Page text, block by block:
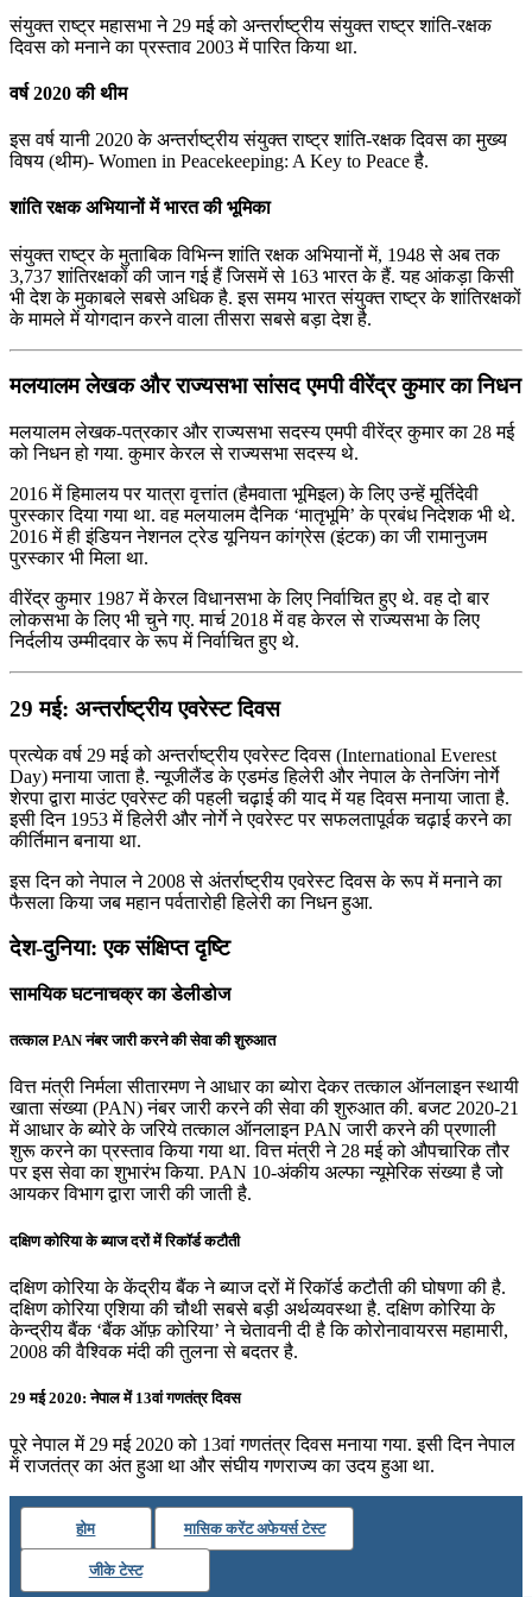
संयुक्त राष्ट्र महासभा ने 29 मई को अन्तर्राष्ट्रीय संयुक्त राष्ट्र शांति-रक्षक
दिवस को मनाने का प्रस्ताव 2003 में पारित किया था.
वर्ष 2020 की थीम
इस वर्ष यानी 2020 के अन्तर्राष्ट्रीय संयुक्त राष्ट्र शांति-रक्षक दिवस का मुख्य
विषय (थीम)- Women in Peacekeeping: A Key to Peace है.
शांति रक्षक अभियानों में भारत की भूमिका
संयुक्त राष्ट्र के मुताबिक विभिन्न शांति रक्षक अभियानों में, 1948 से अब तक
3,737 शांतिरक्षकों की जान गई हैं जिसमें से 163 भारत के हैं. यह आंकड़ा किसी
भी देश के मुकाबले सबसे अधिक है. इस समय भारत संयुक्त राष्ट्र के शांतिरक्षकों
के मामले में योगदान करने वाला तीसरा सबसे बड़ा देश है.
मलयालम लेखक और राज्यसभा सांसद एमपी वीरेंद्र कुमार का निधन
मलयालम लेखक-पत्रकार और राज्यसभा सदस्य एमपी वीरेंद्र कुमार का 28 मई
को निधन हो गया. कुमार केरल से राज्यसभा सदस्य थे.
2016 में हिमालय पर यात्रा वृत्तांत (हैमवाता भूमिइल) के लिए उन्हें मूर्तिदेवी
पुरस्कार दिया गया था. वह मलयालम दैनिक ‘मातृभूमि’ के प्रबंध निदेशक भी थे.
2016 में ही इंडियन नेशनल ट्रेड यूनियन कांग्रेस (इंटक) का जी रामानुजम
पुरस्कार भी मिला था.
वीरेंद्र कुमार 1987 में केरल विधानसभा के लिए निर्वाचित हुए थे. वह दो बार
लोकसभा के लिए भी चुने गए. मार्च 2018 में वह केरल से राज्यसभा के लिए
निर्दलीय उम्मीदवार के रूप में निर्वाचित हुए थे.
29 मई: अन्तर्राष्ट्रीय एवरेस्ट दिवस
प्रत्येक वर्ष 29 मई को अन्तर्राष्ट्रीय एवरेस्ट दिवस (International Everest
Day) मनाया जाता है. न्यूजीलैंड के एडमंड हिलेरी और नेपाल के तेनजिंग नोर्गे
शेरपा द्वारा माउंट एवरेस्ट की पहली चढ़ाई की याद में यह दिवस मनाया जाता है.
इसी दिन 1953 में हिलेरी और नोर्गे ने एवरेस्ट पर सफलतापूर्वक चढ़ाई करने का
कीर्तिमान बनाया था.
इस दिन को नेपाल ने 2008 से अंतर्राष्ट्रीय एवरेस्ट दिवस के रूप में मनाने का
फैसला किया जब महान पर्वतारोही हिलेरी का निधन हुआ.
देश-दुनिया: एक संक्षिप्त दृष्टि
सामयिक घटनाचक्र का डेलीडोज
तत्काल PAN नंबर जारी करने की सेवा की शुरुआत
वित्त मंत्री निर्मला सीतारमण ने आधार का ब्योरा देकर तत्काल ऑनलाइन स्थायी
खाता संख्या (PAN) नंबर जारी करने की सेवा की शुरुआत की. बजट 2020-21
में आधार के ब्योरे के जरिये तत्काल ऑनलाइन PAN जारी करने की प्रणाली
शुरू करने का प्रस्ताव किया गया था. वित्त मंत्री ने 28 मई को औपचारिक तौर
पर इस सेवा का शुभारंभ किया. PAN 10-अंकीय अल्फा न्यूमेरिक संख्या है जो
आयकर विभाग द्वारा जारी की जाती है.
दक्षिण कोरिया के ब्याज दरों में रिकॉर्ड कटौती
दक्षिण कोरिया के केंद्रीय बैंक ने ब्याज दरों में रिकॉर्ड कटौती की घोषणा की है.
दक्षिण कोरिया एशिया की चौथी सबसे बड़ी अर्थव्यवस्था है. दक्षिण कोरिया के
केन्द्रीय बैंक ‘बैंक ऑफ़ कोरिया’ ने चेतावनी दी है कि कोरोनावायरस महामारी,
2008 की वैश्विक मंदी की तुलना से बदतर है.
29 मई 2020: नेपाल में 13वां गणतंत्र दिवस
पूरे नेपाल में 29 मई 2020 को 13वां गणतंत्र दिवस मनाया गया. इसी दिन नेपाल
में राजतंत्र का अंत हुआ था और संघीय गणराज्य का उदय हुआ था.
होम मासिक करेंट अफेयर्स टेस्ट
जीके टेस्ट